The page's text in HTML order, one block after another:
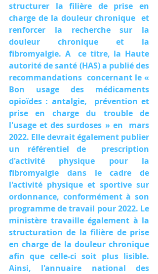
structurer la filière de prise en
charge de la douleur chronique  et
renforcer la recherche sur la
douleur chronique et la
fibromyalgie. A  ce titre, la Haute
autorité de santé (HAS) a publié des
recommandations  concernant le «
Bon usage des médicaments
opioïdes : antalgie,  prévention et
prise en charge du trouble de
l'usage et des surdoses » en  mars
2022. Elle devrait également publier
un référentiel de  prescription
d'activité physique pour la
fibromyalgie dans le cadre de
l'activité physique et sportive sur
ordonnance, conformément à son
programme de travail pour 2022. Le
ministère travaille également à la
structuration de la filière de prise
en charge de la douleur chronique
afin que celle-ci soit plus lisible.
Ainsi, l'annuaire national des